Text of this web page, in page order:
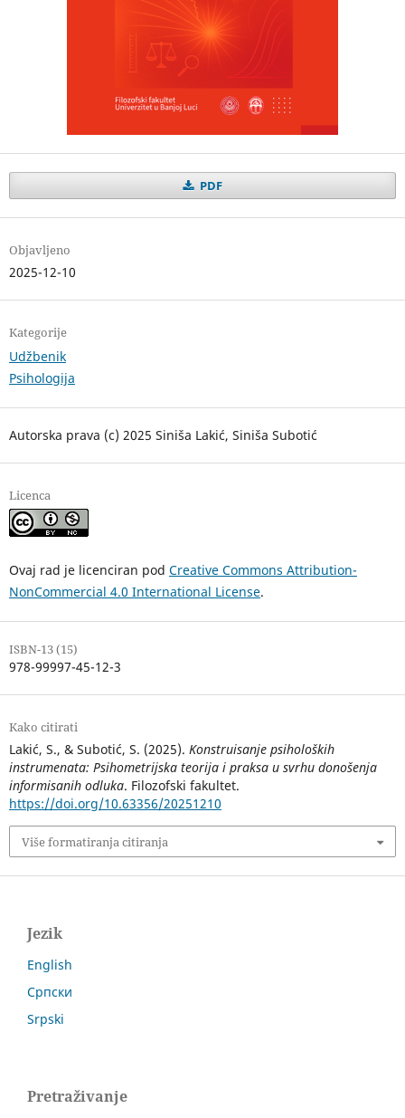
PDF
Objavljeno
2025-12-10
Kategorije
Udžbenik
Psihologija
Autorska prava (c) 2025 Siniša Lakić, Siniša Subotić
Licenca
Ovaj rad je licenciran pod Creative Commons Attribution-
NonCommercial 4.0 International License.
ISBN-13 (15)
978-99997-45-12-3
Kako citirati
Lakić, S., & Subotić, S. (2025). Konstruisanje psiholoških
instrumenata: Psihometrijska teorija i praksa u svrhu donošenja
informisanih odluka. Filozofski fakultet.
https://doi.org/10.63356/20251210
Više formatiranja citiranja
Jezik
English
Српски
Srpski
Pretraživanje